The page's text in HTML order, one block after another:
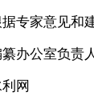
家意见和建
公室负责人
网